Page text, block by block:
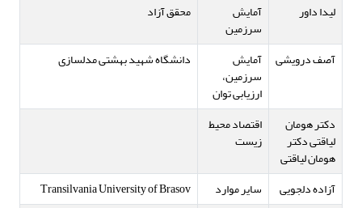
لیدا داور آمایش
سرزمین
محقق آزاد
آصف درویشی آمایش
سرزمین،
ارزیابی توان
دانشگاه شهید بهشتی مدلسازی
دکتر هومان
لیاقتی دکتر
هومان لیاقتی
اقتصاد محیط
زیست
آزاده دلجویی سایر موارد
Transilvania University of Brasov